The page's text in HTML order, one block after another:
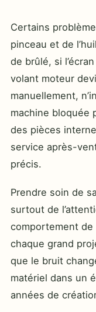
Certains
pinceau et de
de brûlé, si
volant moteur
manuellement,
machine bloquée
des pièces
service après-
précis.
Prendre soin de
surtout de
comportement de
chaque grand
que le bruit
matériel dans un
années de